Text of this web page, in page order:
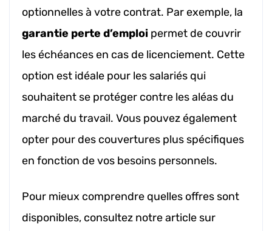
optionnelles à votre contrat. Par exemple, la
garantie perte d’emploi permet de couvrir
les échéances en cas de licenciement. Cette
option est idéale pour les salariés qui
souhaitent se protéger contre les aléas du
marché du travail. Vous pouvez également
opter pour des couvertures plus spécifiques
en fonction de vos besoins personnels.
Pour mieux comprendre quelles offres sont
disponibles, consultez notre article sur